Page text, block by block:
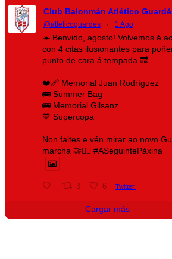
Club Balonmán Atlético
@atleticoguardes · 1 Ago
☀️ Benvido, agosto! Volvemos á
con 4 citas ilusionantes para
punto de cara á tempada 🔜
❤️‍🩹 Memorial Juan Rodríguez
🚌 Summer Bag
🚌 Memorial Gilsanz
💙 Supercopa
Non faltes e vén mirar ao novo
marcha 🤝❤️‍🔥 #ASeguintePáxina
3 6 Twitter
Cargar más